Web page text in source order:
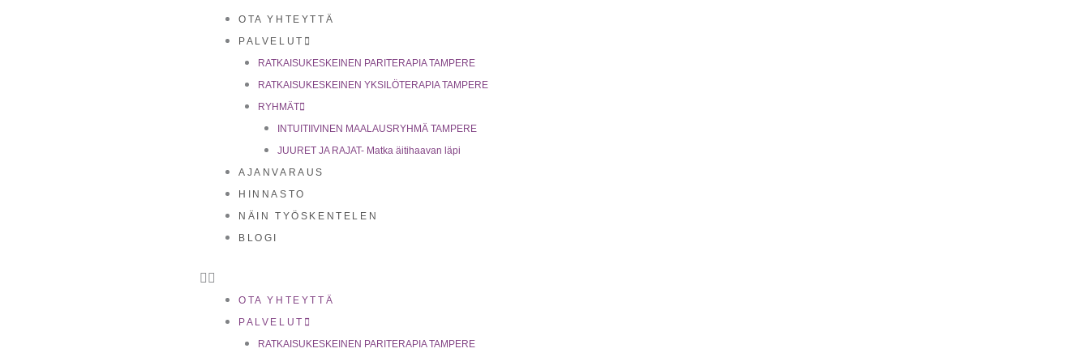
OTA YHTEYTTÄ
PALVELUT
RATKAISUKESKEINEN PARITERAPIA TAMPERE
RATKAISUKESKEINEN YKSILÖTERAPIA TAMPERE
RYHMÄT
INTUITIIVINEN MAALAUSRYHMÄ TAMPERE
JUURET JA RAJAT- Matka äitihaavan läpi
AJANVARAUS
HINNASTO
NÄIN TYÖSKENTELEN
BLOGI
OTA YHTEYTTÄ
PALVELUT
RATKAISUKESKEINEN PARITERAPIA TAMPERE